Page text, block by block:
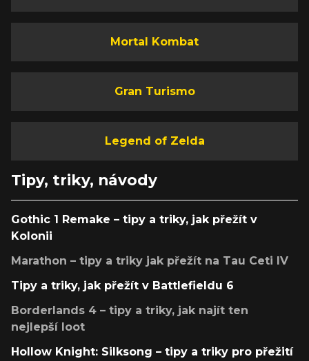
Mortal Kombat
Gran Turismo
Legend of Zelda
Tipy, triky, návody
Gothic 1 Remake – tipy a triky, jak přežít v
Kolonii
Marathon – tipy a triky jak přežít na Tau Ceti IV
Tipy a triky, jak přežít v Battlefieldu 6
Borderlands 4 – tipy a triky, jak najít ten
nejlepší loot
Hollow Knight: Silksong – tipy a triky pro přežití